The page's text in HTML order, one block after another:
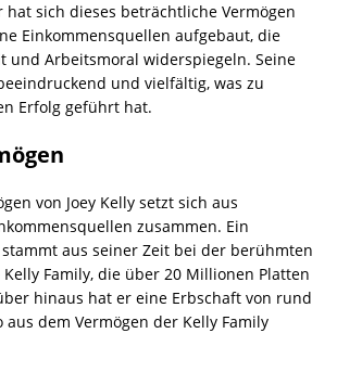
hat sich dieses beträchtliche Vermögen
Einkommensquellen aufgebaut, die
und Arbeitsmoral widerspiegeln. Seine
und vielfältig, was zu
Erfolg geführt hat.
von Joey Kelly setzt sich aus
zusammen. Ein
aus seiner Zeit bei der berühmten
Family, die über 20 Millionen Platten
hinaus hat er eine Erbschaft von rund
aus dem Vermögen der Kelly Family